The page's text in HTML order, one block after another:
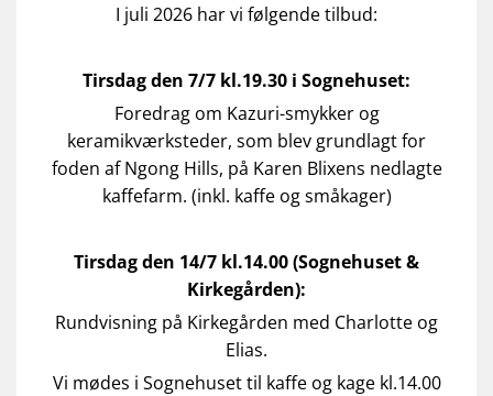
I juli 2026 har vi følgende tilbud:
Tirsdag den 7/7 kl.19.30 i Sognehuset:
Foredrag om Kazuri-smykker og
keramikværksteder, som blev grundlagt for
foden af Ngong Hills, på Karen Blixens nedlagte
kaffefarm. (inkl. kaffe og småkager)
Tirsdag den 14/7 kl.14.00 (Sognehuset &
Kirkegården):
Rundvisning på Kirkegården med Charlotte og
Elias.
Vi mødes i Sognehuset til kaffe og kage kl.14.00